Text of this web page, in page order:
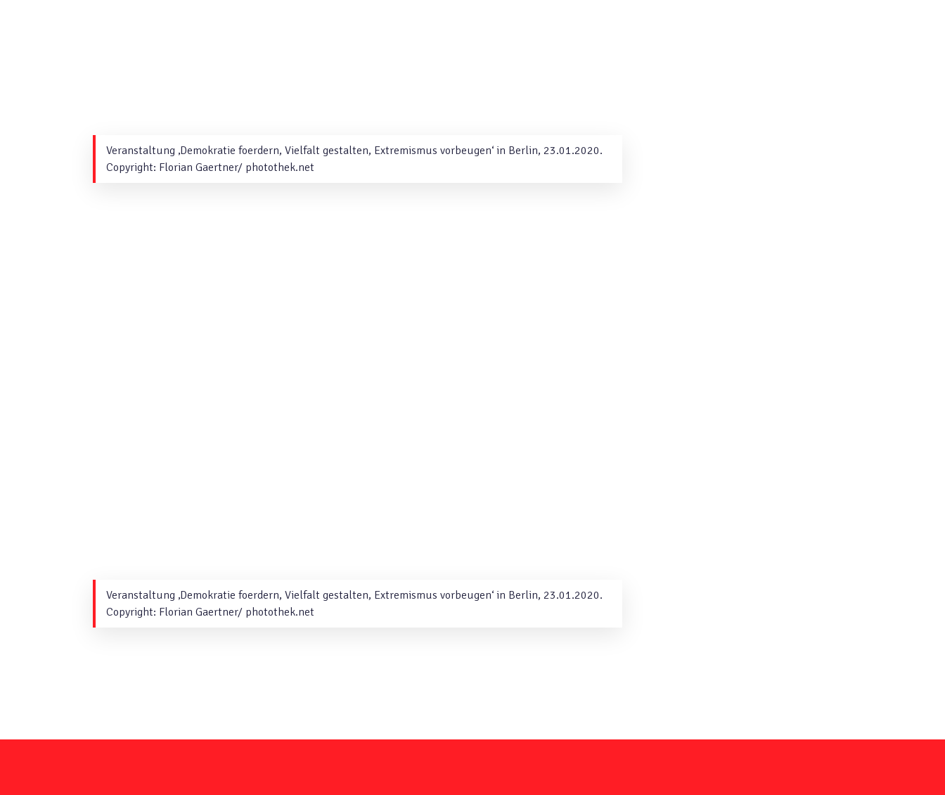
Veranstaltung ‚Demokratie foerdern, Vielfalt gestalten, Extremismus vorbeugen‘ in Berlin, 23.01.2020.
Copyright: Florian Gaertner/ photothek.net
Veranstaltung ‚Demokratie foerdern, Vielfalt gestalten, Extremismus vorbeugen‘ in Berlin, 23.01.2020.
Copyright: Florian Gaertner/ photothek.net